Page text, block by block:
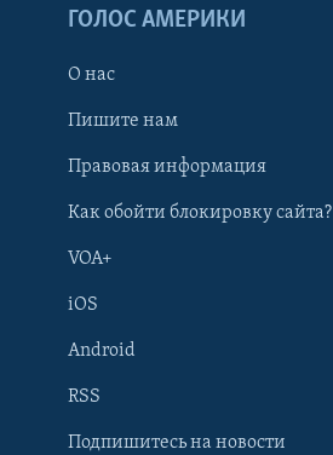
Learning English
ГОЛОС АМЕРИКИ
О нас
Пишите нам
Правовая информация
Как обойти блокировку сайта?
VOA+
iOS
Android
RSS
Подпишитесь на новости